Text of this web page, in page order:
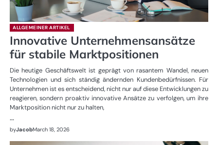
ALLGEMEINER ARTIKEL
Innovative Unternehmensansätze
für stabile Marktpositionen
Die heutige Geschäftswelt ist geprägt von rasantem Wandel, neuen
Technologien und sich ständig ändernden Kundenbedürfnissen. Für
Unternehmen ist es entscheidend, nicht nur auf diese Entwicklungen zu
reagieren, sondern proaktiv innovative Ansätze zu verfolgen, um ihre
Marktposition nicht nur zu halten,
…
byJacobMarch 18, 2026